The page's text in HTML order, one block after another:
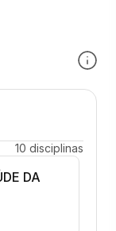
10 disciplinas
DA